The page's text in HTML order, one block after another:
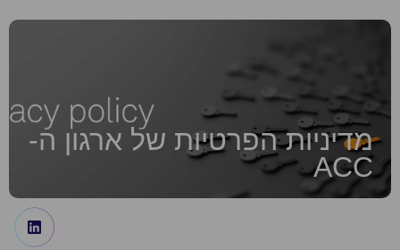
מדיניות הפרטיות של ארגון ה-
ACC